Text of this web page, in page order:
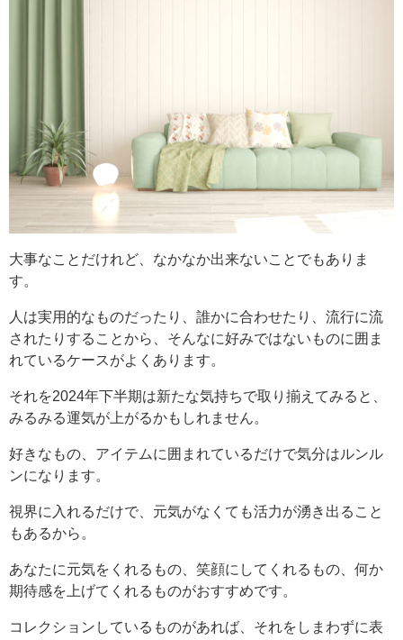
大事なことだけれど、なかなか出来ないことでもありま
す。
人は実用的なものだったり、誰かに合わせたり、流行に流
されたりすることから、そんなに好みではないものに囲ま
れているケースがよくあります。
それを2024年下半期は新たな気持ちで取り揃えてみると、
みるみる運気が上がるかもしれません。
好きなもの、アイテムに囲まれているだけで気分はルンル
ンになります。
視界に入れるだけで、元気がなくても活力が湧き出ること
もあるから。
あなたに元気をくれるもの、笑顔にしてくれるもの、何か
期待感を上げてくれるものがおすすめです。
コレクションしているものがあれば、それをしまわずに表